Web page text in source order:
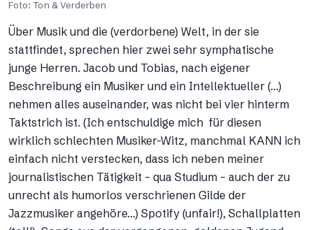
Foto: Ton & Verderben
Über Musik und die (verdorbene) Welt, in der sie
stattfindet, sprechen hier zwei sehr symphatische
junge Herren. Jacob und Tobias, nach eigener
Beschreibung ein Musiker und ein Intellektueller (…)
nehmen alles auseinander, was nicht bei vier hinterm
Taktstrich ist. (Ich entschuldige mich für diesen
wirklich schlechten Musiker-Witz, manchmal KANN ich
einfach nicht verstecken, dass ich neben meiner
journalistischen Tätigkeit – qua Studium – auch der zu
unrecht als humorlos verschrienen Gilde der
Jazzmusiker angehöre…) Spotify (unfair!), Schallplatten